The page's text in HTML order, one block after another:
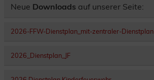
Neue Downloads auf unserer Seite:
2026-FFW-Dienstplan_mit-zentraler-Dienstplan
2026_Dienstplan_JF